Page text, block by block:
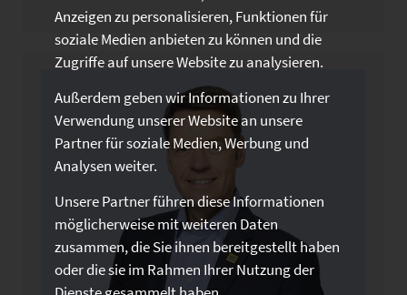
Anzeigen zu personalisieren, Funktionen für
soziale Medien anbieten zu können und die
Zugriffe auf unsere Website zu analysieren.
Außerdem geben wir Informationen zu Ihrer
Verwendung unserer Website an unsere
Partner für soziale Medien, Werbung und
Analysen weiter.
Unsere Partner führen diese Informationen
möglicherweise mit weiteren Daten
zusammen, die Sie ihnen bereitgestellt haben
oder die sie im Rahmen Ihrer Nutzung der